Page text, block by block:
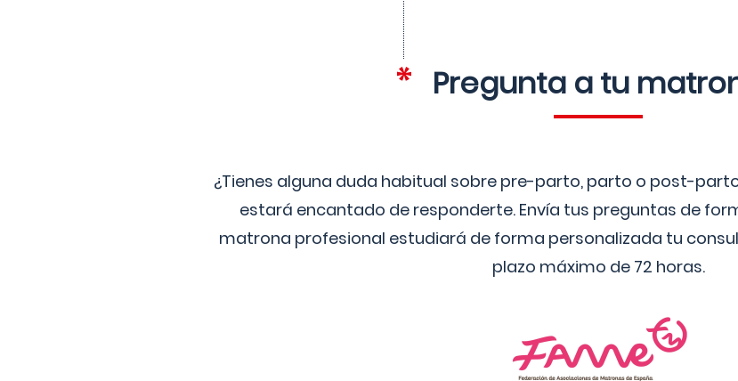
Pregunta a tu
¿Tienes alguna duda habitual sobre pre-parto, parto o post-
estará encantado de responderte. Envía tus preguntas de
matrona profesional estudiará de forma personalizada tu
plazo máximo de 72 horas.